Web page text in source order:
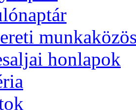
honlapok